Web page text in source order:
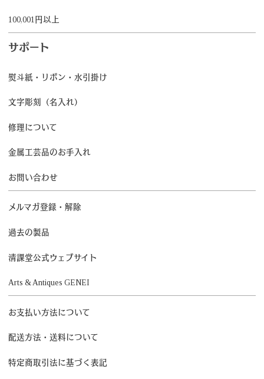
100,001円以上
サポート
熨斗紙・リボン・水引掛け
文字彫刻（名入れ）
修理について
金属工芸品のお手入れ
お問い合わせ
メルマガ登録・解除
過去の製品
清課堂公式ウェブサイト
Arts & Antiques GENEI
お支払い方法について
配送方法・送料について
特定商取引法に基づく表記